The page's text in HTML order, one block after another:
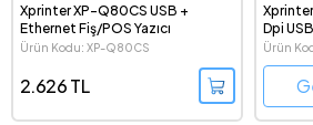
Xprinter XP-Q807K Termal 203
Dpi USB + Ethernet Fiş/POS Yazıcı
Ürün Kodu: XP-Q807K
Gelince Haber Ver
Yazıcı
Ürün